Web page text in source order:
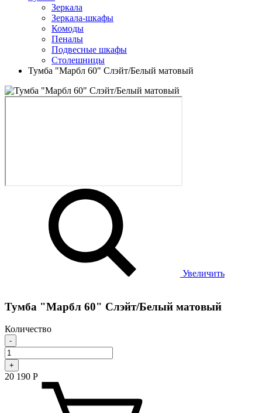
Зеркала
Зеркала-шкафы
Комоды
Пеналы
Подвесные шкафы
Столешницы
Тумба "Марбл 60" Слэйт/Белый матовый
Увеличить
Тумба "Марбл 60" Слэйт/Белый матовый
Количество
-
+
20 190 Р